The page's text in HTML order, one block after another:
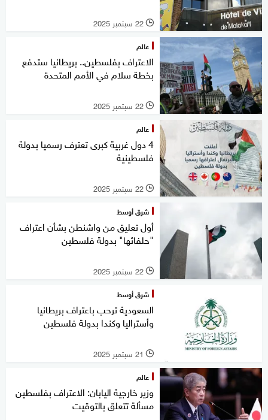
l 22 سبتمبر 2025
عالم
الاعتراف بفلسطين.. بريطانيا ستدفع
بخطة سلام في الأمم المتحدة
l 22 سبتمبر 2025
عالم
4 دول غربية كبرى تعترف رسميا بدولة
فلسطينية
l 22 سبتمبر 2025
شرق أوسط
أول تعليق من واشنطن بشأن اعتراف
"حلفائها" بدولة فلسطين
l 22 سبتمبر 2025
شرق أوسط
السعودية ترحب باعتراف بريطانيا
وأستراليا وكندا بدولة فلسطين
l 21 سبتمبر 2025
عالم
وزير خارجية اليابان: الاعتراف بفلسطين
مسألة تتعلق بالتوقيت